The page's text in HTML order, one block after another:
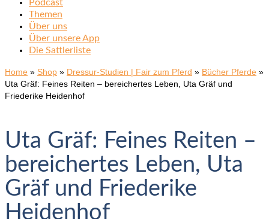
Podcast
Themen
Über uns
Über unsere App
Die Sattlerliste
Home » Shop » Dressur-Studien | Fair zum Pferd » Bücher Pferde »
Uta Gräf: Feines Reiten – bereichertes Leben, Uta Gräf und
Friederike Heidenhof
Uta Gräf: Feines Reiten –
bereichertes Leben, Uta
Gräf und Friederike
Heidenhof